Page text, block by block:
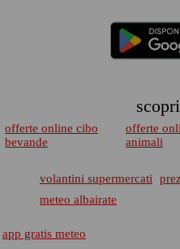
offerte online cibo
bevande
offerte
animali
volantini supermercati
meteo albairate
app gratis meteo